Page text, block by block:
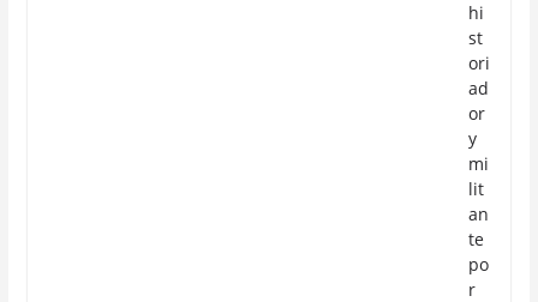
hi
st
ori
ad
or
y
mi
lit
an
te
po
r